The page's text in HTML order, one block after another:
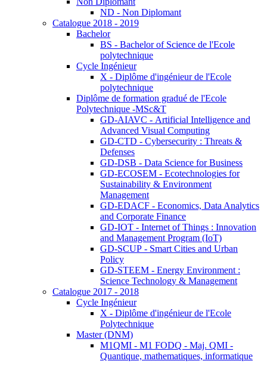
ND - Non Diplomant
Catalogue 2018 - 2019
Bachelor
BS - Bachelor of Science de l'Ecole
polytechnique
Cycle Ingénieur
X - Diplôme d'ingénieur de l'Ecole
polytechnique
Diplôme de formation gradué de l'Ecole
Polytechnique -MSc&T
GD-AIAVC - Artificial Intelligence and
Advanced Visual Computing
GD-CTD - Cybersecurity : Threats &
Defenses
GD-DSB - Data Science for Business
GD-ECOSEM - Ecotechnologies for
Sustainability & Environment
Management
GD-EDACF - Economics, Data Analytics
and Corporate Finance
GD-IOT - Internet of Things : Innovation
and Management Program (IoT)
GD-SCUP - Smart Cities and Urban
Policy
GD-STEEM - Energy Environment :
Science Technology & Management
Catalogue 2017 - 2018
Cycle Ingénieur
X - Diplôme d'ingénieur de l'Ecole
Polytechnique
Master (DNM)
M1QMI - M1 FODQ - Maj. QMI -
Quantique, mathematiques, informatique